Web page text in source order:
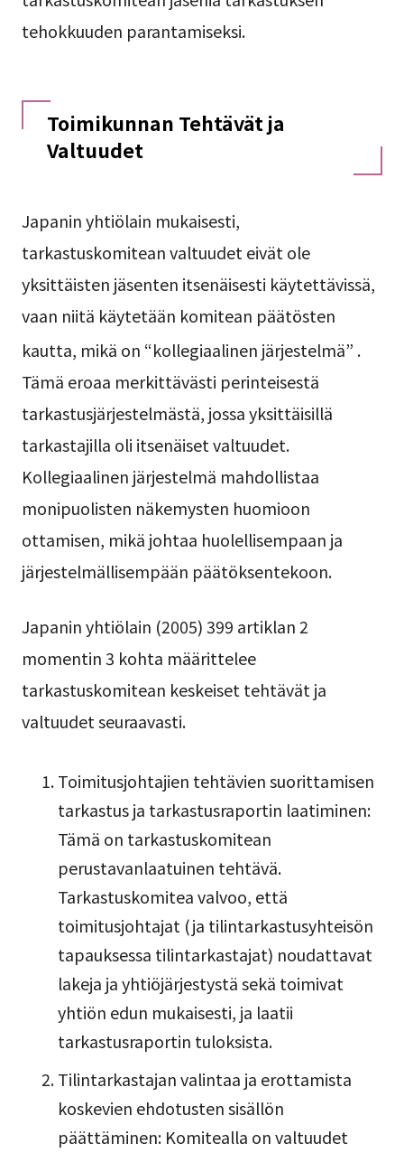
tehokkuuden parantamiseksi.
Toimikunnan Tehtävät ja
Valtuudet
Japanin yhtiölain mukaisesti,
tarkastuskomitean valtuudet eivät ole
yksittäisten jäsenten itsenäisesti käytettävissä,
vaan niitä käytetään komitean päätösten
kautta, mikä on “kollegiaalinen järjestelmä” .
Tämä eroaa merkittävästi perinteisestä
tarkastusjärjestelmästä, jossa yksittäisillä
tarkastajilla oli itsenäiset valtuudet.
Kollegiaalinen järjestelmä mahdollistaa
monipuolisten näkemysten huomioon
ottamisen, mikä johtaa huolellisempaan ja
järjestelmällisempään päätöksentekoon.
Japanin yhtiölain (2005) 399 artiklan 2
momentin 3 kohta määrittelee
tarkastuskomitean keskeiset tehtävät ja
valtuudet seuraavasti.
Toimitusjohtajien tehtävien suorittamisen
tarkastus ja tarkastusraportin laatiminen:
Tämä on tarkastuskomitean
perustavanlaatuinen tehtävä.
Tarkastuskomitea valvoo, että
toimitusjohtajat (ja tilintarkastusyhteisön
tapauksessa tilintarkastajat) noudattavat
lakeja ja yhtiöjärjestystä sekä toimivat
yhtiön edun mukaisesti, ja laatii
tarkastusraportin tuloksista.
Tilintarkastajan valintaa ja erottamista
koskevien ehdotusten sisällön
päättäminen: Komitealla on valtuudet